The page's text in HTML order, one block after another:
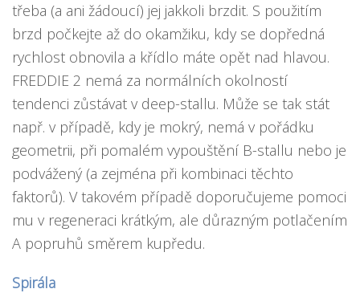
třeba (a ani žádoucí) jej jakkoli brzdit. S použitím
brzd počkejte až do okamžiku, kdy se dopředná
rychlost obnovila a křídlo máte opět nad hlavou.
FREDDIE 2 nemá za normálních okolností
tendenci zůstávat v deep-stallu. Může se tak stát
např. v případě, kdy je mokrý, nemá v pořádku
geometrii, při pomalém vypouštění B-stallu nebo je
podvážený (a zejména při kombinaci těchto
faktorů). V takovém případě doporučujeme pomoci
mu v regeneraci krátkým, ale důrazným potlačením
A popruhů směrem kupředu.
Spirála